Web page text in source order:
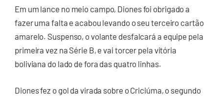
Em um lance no meio campo, Diones foi obrigado a
fazer uma falta e acabou levando o seu terceiro cartão
amarelo. Suspenso, o volante desfalcará a equipe pela
primeira vez na Série B, e vai torcer pela vitória
boliviana do lado de fora das quatro linhas.
Diones fez o gol da virada sobre o Criciúma, o segundo